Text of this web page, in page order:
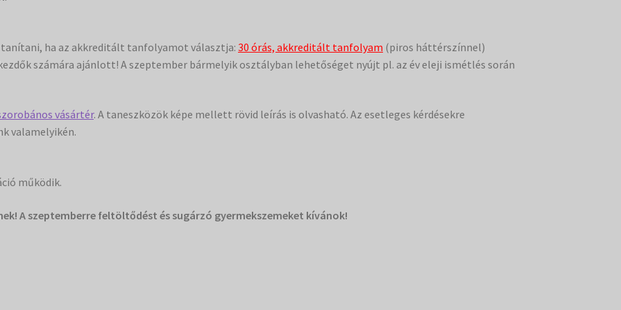
ha az akkreditált tanfolyamot választja:30 órás, akkreditált tanfolyam (piros háttérszínnel)
számára ajánlott! A szeptember bármelyik osztályban lehetőséget nyújt pl. az év eleji ismétlés során
vásártér. A taneszközök képe mellett rövid leírás is olvasható. Az esetleges kérdésekre
valamelyikén.
működik.
A szeptemberre feltöltődést és sugárzó gyermekszemeket kívánok!